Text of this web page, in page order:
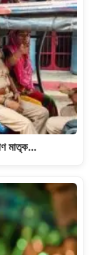
মাতৃক…